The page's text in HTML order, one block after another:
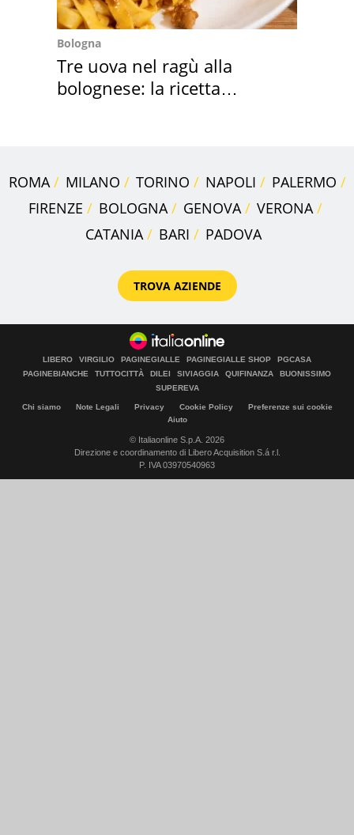
Bologna
Tre uova nel ragù alla
bolognese: la ricetta
ROMA MILANO TORINO NAPOLI
PALERMO
FIRENZE
BOLOGNA GENOVA
VERONA
CATANIA
BARI PADOVA
TROVA AZIENDE
LIBERO VIRGILIO PAGINEGIALLE PAGINEGIALLE SHOP
PGCASA
PAGINEBIANCHE
TUTTOCITTÀ DILEI SIVIAGGIA QUIFINANZA
BUONISSIMO
SUPEREVA
Chi siamo Note Legali Privacy Cookie Policy
Preferenze sui cookie
Aiuto
© Italiaonline S.p.A. 2026
Direzione e coordinamento di Libero Acquisition S.á r.l.
P. IVA 03970540963